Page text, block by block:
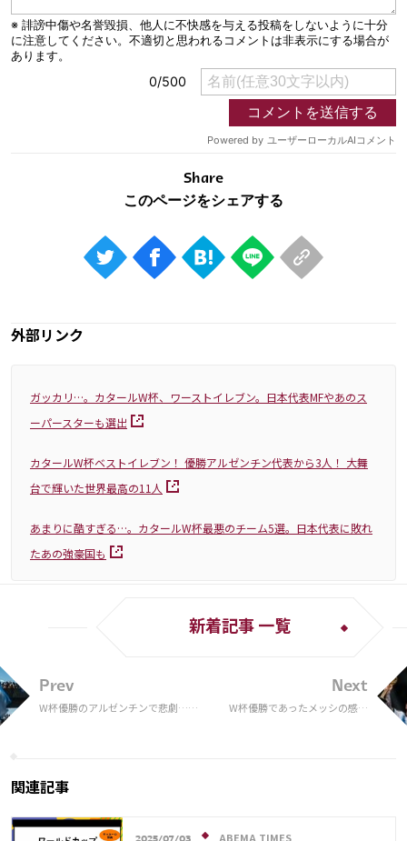
Share
外部リンク
ガッカリ…。カタールW杯、ワーストイレブン。日本代表MFやあのス
ーパースターも選出
カタールW杯ベストイレブン！ 優勝アルゼンチン代表から3人！ 大舞
台で輝いた世界最高の11人
あまりに酷すぎる…。カタールW杯最悪のチーム5選。日本代表に敗れ
たあの強豪国も
Prev
W杯優勝のアルゼンチンで悲劇…歓
新着記事 一覧
Next
W杯優勝であったメッシの感動
関連記事
ABEMA TIMES